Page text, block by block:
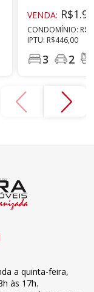
VENDA:
CONDOMÍNIO:
IPTU: R$446,00
3 2
a quinta-feira,
às 17h.